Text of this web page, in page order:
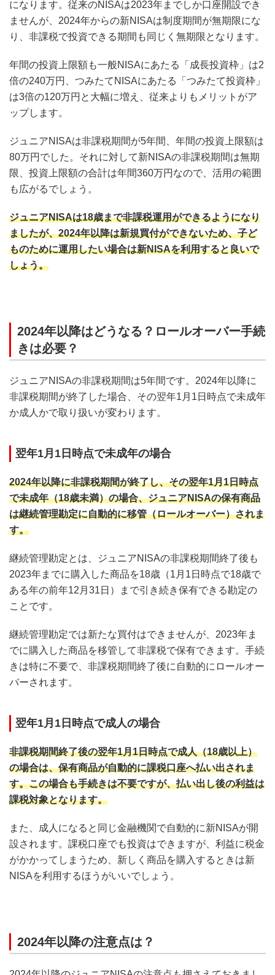
になります。従来のNISAは2023年までしか口座開設でき
ませんが、2024年からの新NISAは制度期間が無期限にな
り、非課税で投資できる期間も同じく無期限となります。
年間の投資上限額も一般NISAにあたる「成長投資枠」は2
倍の240万円、つみたてNISAにあたる「つみたて投資枠」
は3倍の120万円と大幅に増え、従来よりもメリットがア
ップします。
ジュニアNISAは非課税期間が5年間、年間の投資上限額は
80万円でした。それに対して新NISAの非課税期間は無期
限、投資上限額の合計は年間360万円なので、活用の範囲
も広がるでしょう。
ジュニアNISAは18歳まで非課税運用ができるようになり
ましたが、2024年以降は新規買付ができないため、子ど
ものために運用したい場合は新NISAを利用すると良いで
しょう。
2024年以降はどうなる？ロールオーバー手続
きは必要？
ジュニアNISAの非課税期間は5年間です。2024年以降に
非課税期間が終了した場合、その翌年1月1日時点で未成年
か成人かで取り扱いが変わります。
翌年1月1日時点で未成年の場合
2024年以降に非課税期間が終了し、その翌年1月1日時点
で未成年（18歳未満）の場合、ジュニアNISAの保有商品
は継続管理勘定に自動的に移管（ロールオーバー）されま
す。
継続管理勘定とは、ジュニアNISAの非課税期間終了後も
2023年までに購入した商品を18歳（1月1日時点で18歳で
ある年の前年12月31日）まで引き続き保有できる勘定の
ことです。
継続管理勘定では新たな買付はできませんが、2023年ま
でに購入した商品を移管して非課税で保有できます。手続
きは特に不要で、非課税期間終了後に自動的にロールオー
バーされます。
翌年1月1日時点で成人の場合
非課税期間終了後の翌年1月1日時点で成人（18歳以上）
の場合は、保有商品が自動的に課税口座へ払い出されま
す。この場合も手続きは不要ですが、払い出し後の利益は
課税対象となります。
また、成人になると同じ金融機関で自動的に新NISAが開
設されます。課税口座でも投資はできますが、利益に税金
がかかってしまうため、新しく商品を購入するときは新
NISAを利用するほうがいいでしょう。
2024年以降の注意点は？